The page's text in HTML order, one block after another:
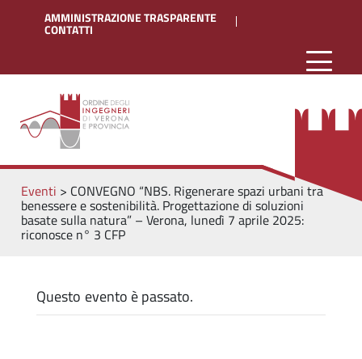
AMMINISTRAZIONE TRASPARENTE
CONTATTI
Eventi > CONVEGNO “NBS. Rigenerare spazi urbani tra
benessere e sostenibilità. Progettazione di soluzioni
basate sulla natura” – Verona, lunedì 7 aprile 2025:
riconosce n° 3 CFP
Questo evento è passato.